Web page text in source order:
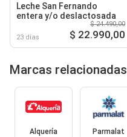
Leche San Fernando
entera y/o deslactosada
23 días
$ 24.490,00
$ 22.990,00
Marcas relacionadas
Alquería Parmalat